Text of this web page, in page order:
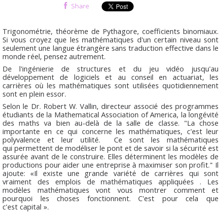
Share
Trigonométrie, théorème de Pythagore, coefficients binomiaux.
Si vous croyez que les mathématiques d'un certain niveau sont
seulement une langue étrangère sans traduction effective dans le
monde réel, pensez autrement.
De l'ingénierie de structures et du jeu vidéo jusqu'au
développement de logiciels et au conseil en actuariat, les
carrières où les mathématiques sont utilisées quotidiennement
sont en plein essor.
Selon le Dr. Robert W. Vallin, directeur associé des programmes
étudiants de la Mathematical Association of America, la longévité
des maths va bien au-delà de la salle de classe. "La chose
importante en ce qui concerne les mathématiques, c'est leur
polyvalence et leur utilité. Ce sont les mathématiques
qui permettent de modéliser le pont et de savoir si la sécurité est
assurée avant de le construire. Elles déterminent les modèles de
productions pour aider une entreprise à maximiser son profit." Il
ajoute: «Il existe une grande variété de carrières qui sont
vraiment des emplois de mathématiques appliquées . Les
modèles mathématiques vont vous montrer comment et
pourquoi les choses fonctionnent. C'est pour cela que
c'est capital ».